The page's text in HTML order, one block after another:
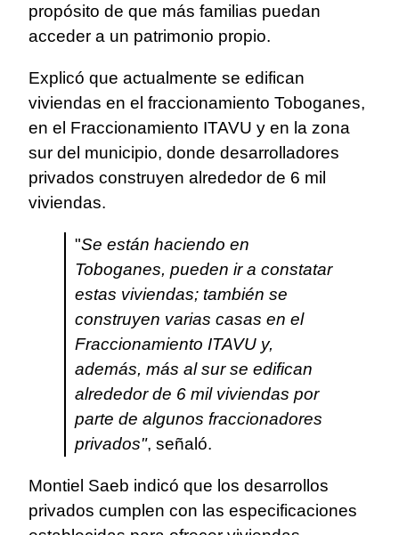
propósito de que más familias puedan
acceder a un patrimonio propio.
Explicó que actualmente se edifican
viviendas en el fraccionamiento Toboganes,
en el Fraccionamiento ITAVU y en la zona
sur del municipio, donde desarrolladores
privados construyen alrededor de 6 mil
viviendas.
"Se están haciendo en
Toboganes, pueden ir a constatar
estas viviendas; también se
construyen varias casas en el
Fraccionamiento ITAVU y,
además, más al sur se edifican
alrededor de 6 mil viviendas por
parte de algunos fraccionadores
privados", señaló.
Montiel Saeb indicó que los desarrollos
privados cumplen con las especificaciones